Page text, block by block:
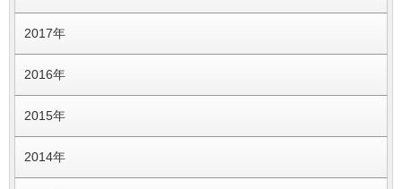
2017年
2016年
2015年
2014年